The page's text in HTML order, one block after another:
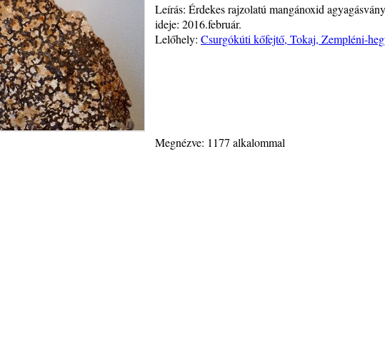
Leírás: Érdekes rajzolatú mangánoxid
ideje: 2016.február.
Lelőhely: Csurgókúti kőfejtő, Tokaj, Zempléni-
Megnézve: 1177 alkalommal